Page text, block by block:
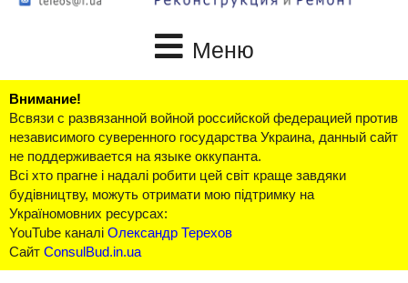
Меню
Внимание!
Всвязи с развязанной войной российской федерацией против
независимого суверенного государства Украина, данный сайт
не поддерживается на языке оккупанта.
Всі хто прагне і надалі робити цей світ краще завдяки
будівництву, можуть отримати мою підтримку на
Україномовних ресурсах:
YouTube каналі Олександр Терехов
Сайт ConsulBud.in.ua